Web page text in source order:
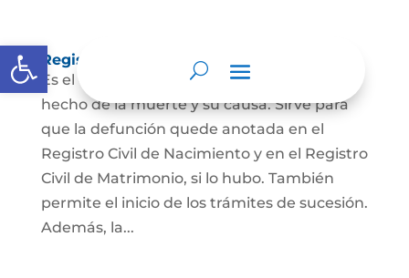
Abrir barra de herramientas
Registro Civil de Defunción
Es el documento público que prueba el
hecho de la muerte y su causa. Sirve para
que la defunción quede anotada en el
Registro Civil de Nacimiento y en el Registro
Civil de Matrimonio, si lo hubo. También
permite el inicio de los trámites de sucesión.
Además, la...